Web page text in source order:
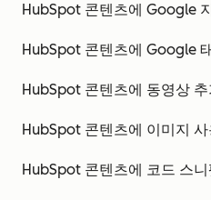
HubSpot 콘텐츠에 Google
HubSpot 콘텐츠에 Google
HubSpot 콘텐츠에 동영상
HubSpot 콘텐츠에 이미지 사
HubSpot 콘텐츠에 코드 스니